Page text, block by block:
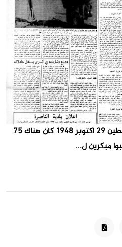
مجزرة الجمعة | الدوايمة، فلسطين ٢٩ أكتوبر ١٩٤٨ كان هناك ٧٥
مبكرين ل...